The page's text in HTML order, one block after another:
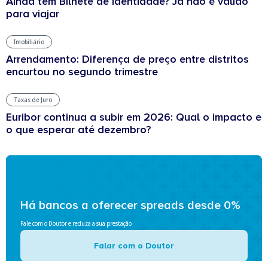
para viajar
Imobiliário
Arrendamento: Diferença de preço entre distritos
encurtou no segundo trimestre
Taxas de Juro
Euribor continua a subir em 2026: Qual o impacto e
o que esperar até dezembro?
Há bancos a oferecer spreads desde 0%
Fale com o Doutor e reduza a sua prestação
Falar com o Doutor